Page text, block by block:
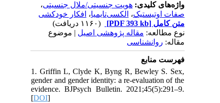
واژه‌های کلیدی:هویت جنسیتی/ملال جنسیتی،
صفات اوتیستیک،الکسی‌تایمیا،افکار خودکشی
متن کامل[PDF 393 kb]
نوع مطالعه:مقاله پژوهشی اصیل| موضوع
مقاله:روانشناسی
فهرست منابع
1. Griffin L, Clyde K, Byng R, Bewley S. Sex,
gender and gender identity: a re-evaluation of the
evidence. BJPsych Bulletin. 2021;45(5):291–9.
[DOI